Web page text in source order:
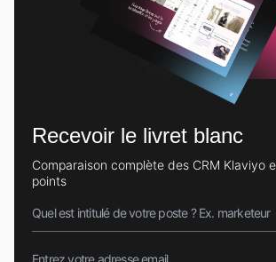
Recevoir le livret blanc
Comparaison complète des CRM Klaviyo
points